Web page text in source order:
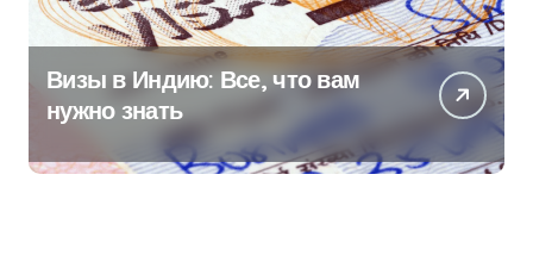
Визы в Индию: Все, что вам
нужно знать